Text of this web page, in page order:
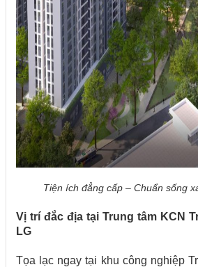
Tiện ích đẳng cấp – Chuẩn sống
Vị trí đắc địa tại Trung tâm KCN
LG
Tọa lạc ngay tại khu công nghiệp